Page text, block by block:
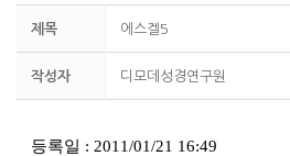
제목 에스겔5
작성자 디모데성경연구원
등록일 : 2011/01/21 16:49